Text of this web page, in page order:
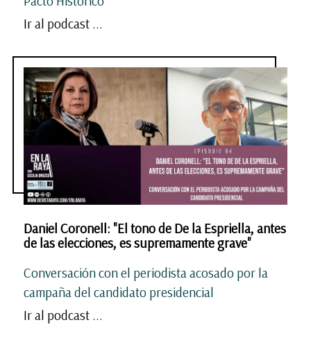
Ir al podcast ...
Daniel Coronell: "El tono de De la Espriella, antes
de las elecciones, es supremamente grave"
Conversación con el periodista acosado por la
campaña del candidato presidencial
Ir al podcast ...